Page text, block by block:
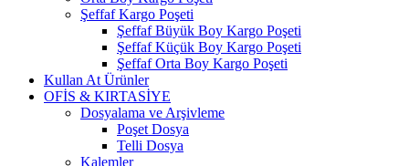
Şeffaf Kargo Poşeti
Şeffaf Büyük Boy Kargo Poşeti
Şeffaf Küçük Boy Kargo Poşeti
Şeffaf Orta Boy Kargo Poşeti
Kullan At Ürünler
OFİS & KIRTASİYE
Dosyalama ve Arşivleme
Poşet Dosya
Telli Dosya
Kalemler